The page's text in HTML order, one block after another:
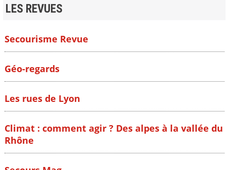
LES REVUES
Secourisme Revue
Géo-regards
Les rues de Lyon
Climat : comment agir ? Des alpes à la vallée du
Rhône